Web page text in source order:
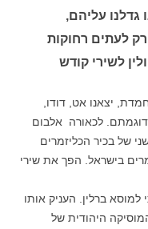
גדלנו עליהם,
לעתים רחוקות
לשירי קודש
יצאנו אט, דודו,
לכאורה אלבום
של בכיר הכליזמרים
בישראל. הפך את שירי
ברלין. העניק אותו
היהודית של